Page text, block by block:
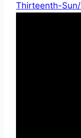
Thirteenth-